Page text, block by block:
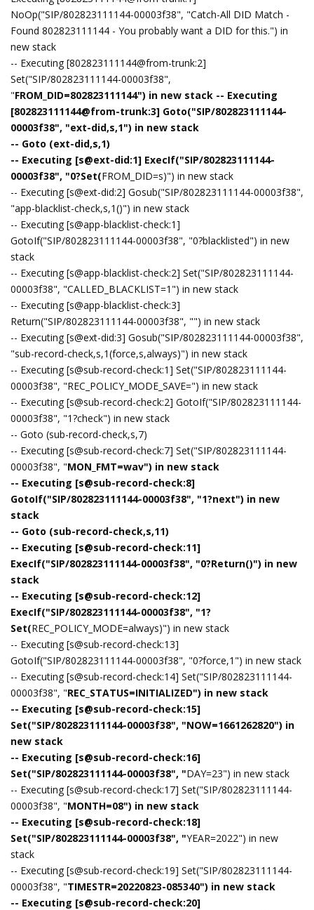
NoOp("SIP/802823111144-00003f38", "Catch-All DID Match -
Found 802823111144 - You probably want a DID for this.") in
new stack
-- Executing [802823111144@from-trunk:2]
Set("SIP/802823111144-00003f38",
"FROM_DID=802823111144") in new stack -- Executing
[802823111144@from-trunk:3] Goto("SIP/802823111144-
00003f38", "ext-did,s,1") in new stack
-- Goto (ext-did,s,1)
-- Executing [s@ext-did:1] ExecIf("SIP/802823111144-
00003f38", "0?Set(FROM_DID=s)") in new stack
-- Executing [s@ext-did:2] Gosub("SIP/802823111144-00003f38",
"app-blacklist-check,s,1()") in new stack
-- Executing [s@app-blacklist-check:1]
GotoIf("SIP/802823111144-00003f38", "0?blacklisted") in new
stack
-- Executing [s@app-blacklist-check:2] Set("SIP/802823111144-
00003f38", "CALLED_BLACKLIST=1") in new stack
-- Executing [s@app-blacklist-check:3]
Return("SIP/802823111144-00003f38", "") in new stack
-- Executing [s@ext-did:3] Gosub("SIP/802823111144-00003f38",
"sub-record-check,s,1(force,s,always)") in new stack
-- Executing [s@sub-record-check:1] Set("SIP/802823111144-
00003f38", "REC_POLICY_MODE_SAVE=") in new stack
-- Executing [s@sub-record-check:2] GotoIf("SIP/802823111144-
00003f38", "1?check") in new stack
-- Goto (sub-record-check,s,7)
-- Executing [s@sub-record-check:7] Set("SIP/802823111144-
00003f38", "MON_FMT=wav") in new stack
-- Executing [s@sub-record-check:8]
GotoIf("SIP/802823111144-00003f38", "1?next") in new
stack
-- Goto (sub-record-check,s,11)
-- Executing [s@sub-record-check:11]
ExecIf("SIP/802823111144-00003f38", "0?Return()") in new
stack
-- Executing [s@sub-record-check:12]
ExecIf("SIP/802823111144-00003f38", "1?
Set(REC_POLICY_MODE=always)") in new stack
-- Executing [s@sub-record-check:13]
GotoIf("SIP/802823111144-00003f38", "0?force,1") in new stack
-- Executing [s@sub-record-check:14] Set("SIP/802823111144-
00003f38", "REC_STATUS=INITIALIZED") in new stack
-- Executing [s@sub-record-check:15]
Set("SIP/802823111144-00003f38", "NOW=1661262820") in
new stack
-- Executing [s@sub-record-check:16]
Set("SIP/802823111144-00003f38", "DAY=23") in new stack
-- Executing [s@sub-record-check:17] Set("SIP/802823111144-
00003f38", "MONTH=08") in new stack
-- Executing [s@sub-record-check:18]
Set("SIP/802823111144-00003f38", "YEAR=2022") in new
stack
-- Executing [s@sub-record-check:19] Set("SIP/802823111144-
00003f38", "TIMESTR=20220823-085340") in new stack
-- Executing [s@sub-record-check:20]